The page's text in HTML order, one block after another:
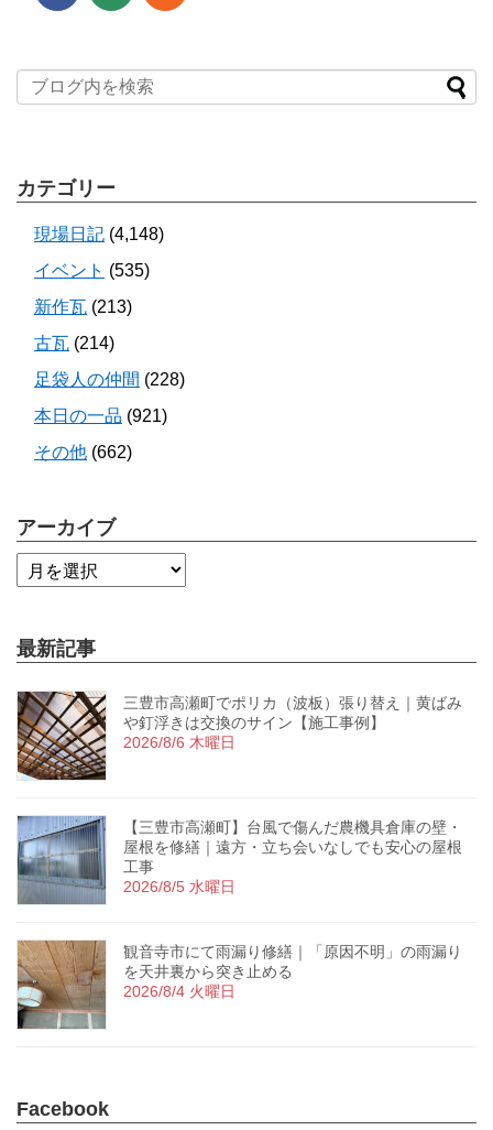
カテゴリー
現場日記 (4,148)
イベント (535)
新作瓦 (213)
古瓦 (214)
足袋人の仲間 (228)
本日の一品 (921)
その他 (662)
アーカイブ
最新記事
三豊市高瀬町でポリカ（波板）張り替え｜黄ばみ
や釘浮きは交換のサイン【施工事例】
2026/8/6 木曜日
【三豊市高瀬町】台風で傷んだ農機具倉庫の壁・
屋根を修繕｜遠方・立ち会いなしでも安心の屋根
工事
2026/8/5 水曜日
観音寺市にて雨漏り修繕｜「原因不明」の雨漏り
を天井裏から突き止める
2026/8/4 火曜日
Facebook